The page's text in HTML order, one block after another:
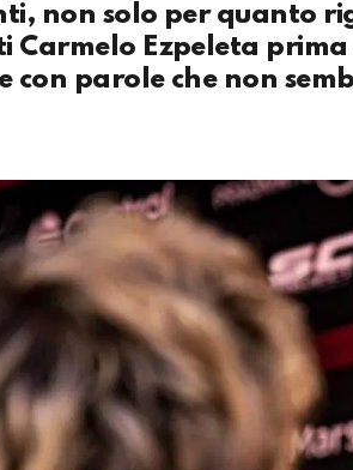
non solo per quanto
Carmelo Ezpeleta
con parole che non